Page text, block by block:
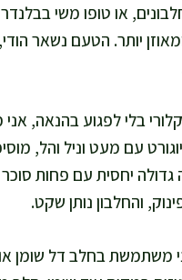
או טופו משי
יותר. הטעם נשאר
בלי לפגוע בהנאה, אני
עם מעט וניל והל,
יחסית עם פחות סוכר
והחלבון נותן שקט.
משתמשת בחלב דל שומן